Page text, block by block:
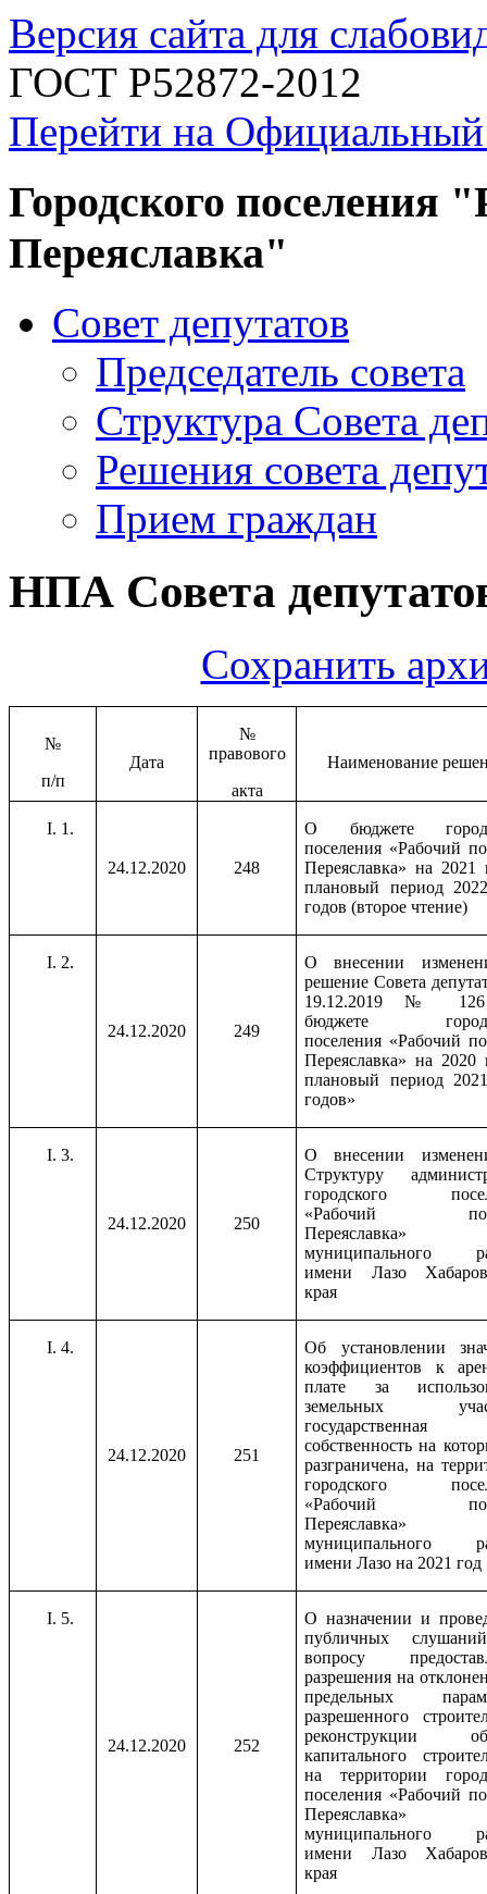
Версия сайта для
ГОСТ Р52872-2012
Перейти на
Городского поселения
Переяславка"
Совет депутатов
Председатель совета
Структура Совета
Решения совета
Прием граждан
НПА Совета
Сохранить
№
п/п
Дата
№
правового
акта
Наименование
1.
24.12.2020 248
О бюджете
поселения «Рабочий
Переяславка» на 2021
плановый период
годов (второе чтение)
2.
24.12.2020 249
О внесении
решение Совета
19.12.2019 №
бюджете
поселения «Рабочий
Переяславка» на 2020
плановый период
годов»
3.
24.12.2020 250
О внесении
Структуру
городского
«Рабочий
Переяславка»
муниципального
имени Лазо
края
4.
24.12.2020 251
Об установлении
коэффициентов к
плате за
земельных
государственная
собственность на
разграничена, на
городского
«Рабочий
Переяславка»
муниципального
имени Лазо на 2021 год
5.
24.12.2020 252
О назначении и
публичных
вопросу
разрешения на
предельных
разрешенного
реконструкции
капитального
на территории
поселения «Рабочий
Переяславка»
муниципального
имени Лазо
края